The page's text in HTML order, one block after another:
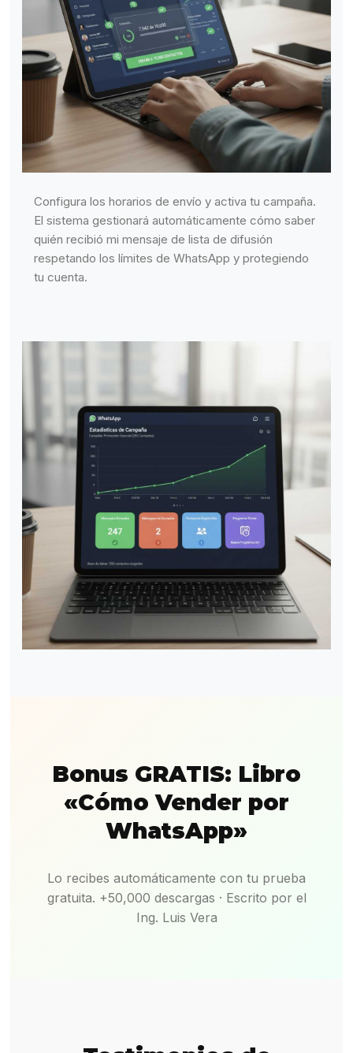
Configura los horarios de envío y activa tu campaña.
El sistema gestionará automáticamente cómo saber
quién recibió mi mensaje de lista de difusión
respetando los límites de WhatsApp y protegiendo
tu cuenta.
Bonus GRATIS: Libro
«Cómo Vender por
WhatsApp»
Lo recibes automáticamente con tu prueba
gratuita. +50,000 descargas · Escrito por el
Ing. Luis Vera